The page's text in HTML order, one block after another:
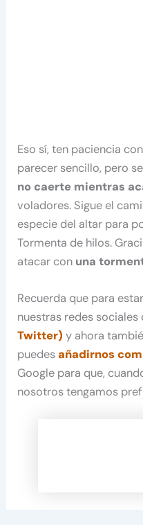
Eso sí, ten paciencia
parecer sencillo, pero
no caerte mientras
voladores. Sigue el
especie del altar para
Tormenta de hilos.
atacar con una
Recuerda que para
nuestras redes
Twitter) y ahora
puedesañadirnos
Google para que,
nosotros tengamos